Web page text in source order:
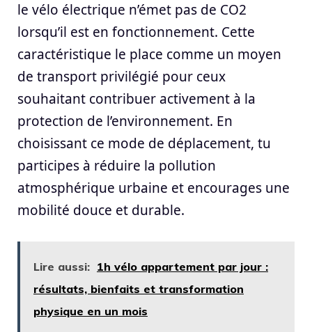
le vélo électrique n’émet pas de CO2
lorsqu’il est en fonctionnement. Cette
caractéristique le place comme un moyen
de transport privilégié pour ceux
souhaitant contribuer activement à la
protection de l’environnement. En
choisissant ce mode de déplacement, tu
participes à réduire la pollution
atmosphérique urbaine et encourages une
mobilité douce et durable.
Lire aussi: 1h vélo appartement par jour :
résultats, bienfaits et transformation
physique en un mois